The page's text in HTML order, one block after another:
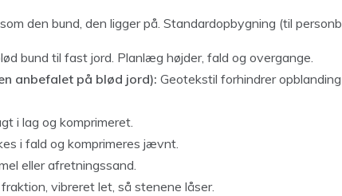
den bund, den ligger på. Standardopbygning (til
bund til fast jord. Planlæg højder, fald og overgange.
anbefalet på blød jord): Geotekstil forhindrer
i lag og komprimeret.
i fald og komprimeres jævnt.
eller afretningssand.
vibreret let, så stenene låser.